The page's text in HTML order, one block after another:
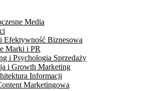
Media
Efektywność Biznesowa
Marki i PR
i Psychologia Sprzedaży
i Growth Marketing
Informacji
Marketingowa